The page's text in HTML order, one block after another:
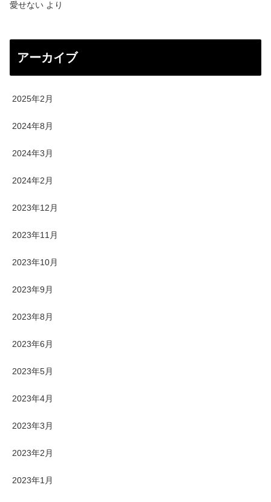
愛せない より
アーカイブ
2025年2月
2024年8月
2024年3月
2024年2月
2023年12月
2023年11月
2023年10月
2023年9月
2023年8月
2023年6月
2023年5月
2023年4月
2023年3月
2023年2月
2023年1月